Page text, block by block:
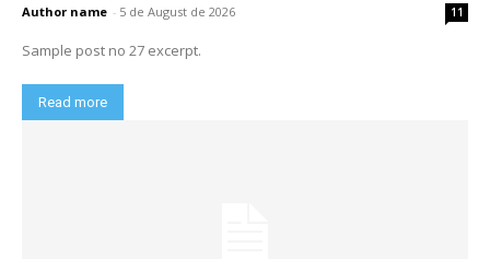
Author name - 5 de August de 2026 11
Sample post no 27 excerpt.
Read more